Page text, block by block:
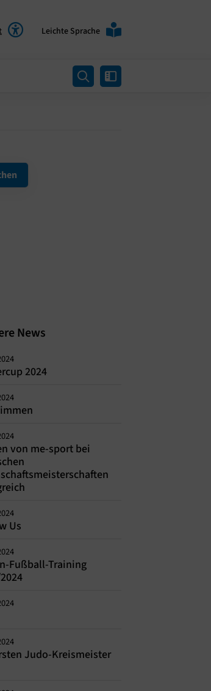
Leichte Sprache
News
2024
von me-sport bei
Us
Fußball-Training
2024
Judo-Kreismeister